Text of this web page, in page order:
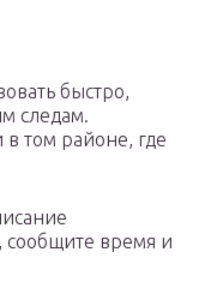
быстро,
следам.
том районе, где
сообщите время и